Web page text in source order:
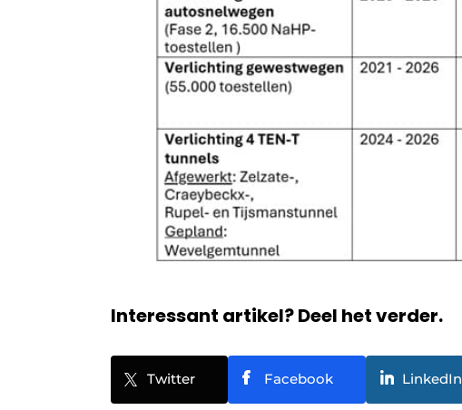
Interessant artikel? Deel het verder.
Twitter Facebook LinkedIn